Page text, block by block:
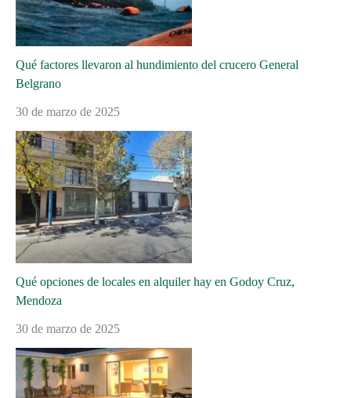
Qué factores llevaron al hundimiento del crucero General
Belgrano
30 de marzo de 2025
Qué opciones de locales en alquiler hay en Godoy Cruz,
Mendoza
30 de marzo de 2025